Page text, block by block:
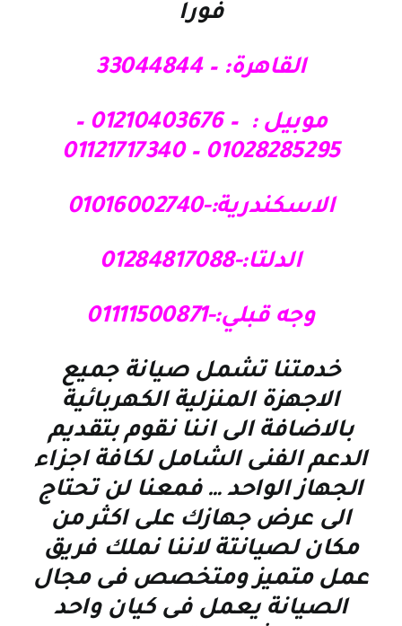
فورا
القاهرة: – 33044844
موبيل : – 01210403676 –
01028285295 – 01121717340
الاسكندرية:-01016002740
الدلتا:-01284817088
وجه قبلي:-01111500871
خدمتنا تشمل صيانة جميع
الاجهزة المنزلية الكهربائية
بالاضافة الى اننا نقوم بتقديم
الدعم الفنى الشامل لكافة اجزاء
الجهاز الواحد … فمعنا لن تحتاج
الى عرض جهازك على اكثر من
مكان لصيانتة لاننا نملك فريق
عمل متميز ومتخصص فى مجال
الصيانة يعمل فى كيان واحد